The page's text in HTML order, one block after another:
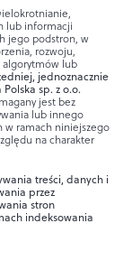
lub informacji
jego podstron, w
rozwoju,
algorytmów lub
jednoznacznie
sp. z o.o.
jest bez
lub innego
w ramach niniejszego
na charakter
treści, danych i
przez
stron
indeksowania